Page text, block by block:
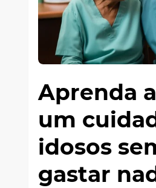
Aprenda
um
idosos
gastar